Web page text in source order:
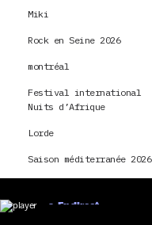
Miki
Rock en Seine 2026
montréal
Festival international
Nuits d’Afrique
Lorde
Saison méditerranée 2026
Paris
En direct